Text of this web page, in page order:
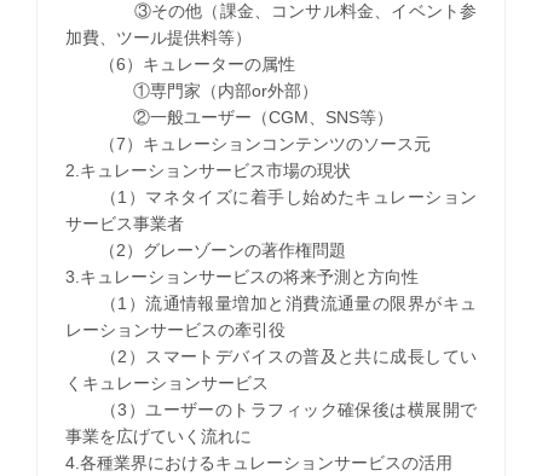
③その他（課金、コンサル料金、イベント参
加費、ツール提供料等）
（6）キュレーターの属性
①専門家（内部or外部）
②一般ユーザー（CGM、SNS等）
（7）キュレーションコンテンツのソース元
2.キュレーションサービス市場の現状
（1）マネタイズに着手し始めたキュレーション
サービス事業者
（2）グレーゾーンの著作権問題
3.キュレーションサービスの将来予測と方向性
（1）流通情報量増加と消費流通量の限界がキュ
レーションサービスの牽引役
（2）スマートデバイスの普及と共に成長してい
くキュレーションサービス
（3）ユーザーのトラフィック確保後は横展開で
事業を広げていく流れに
4.各種業界におけるキュレーションサービスの活用